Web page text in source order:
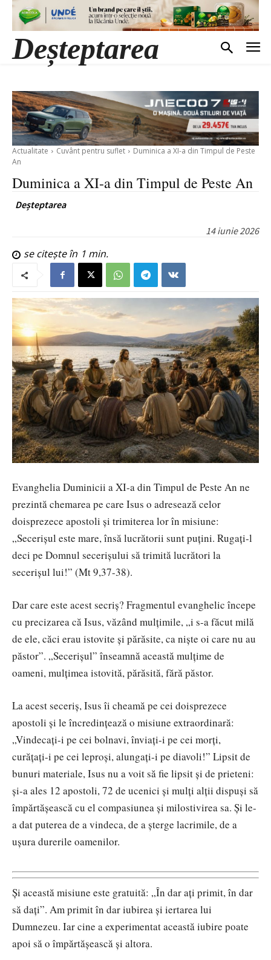
Deșteptarea
Actualitate Cuvânt pentru suflet
Duminica a XI-a din Timpul de Peste
An
Duminica a XI-a din Timpul de Peste An
Deșteptarea
14 iunie 2026
se citește în 1 min.
Evanghelia Duminicii a XI-a din Timpul de Peste An ne
prezintă chemarea pe care Isus o adresează celor
doisprezece apostoli și trimiterea lor în misiune:
„Secerişul este mare, însă lucrătorii sunt puţini. Rugaţi-l
deci pe Domnul secerişului să trimită lucrători la
secerişul lui!” (Mt 9,37-38).
Dar care este acest secriș? Fragmentul evanghelic începe
cu precizarea că Isus, văzând mulțimile, „i s-a făcut milă
de ele, căci erau istovite şi părăsite, ca nişte oi care nu au
păstor”. „Secerișul” înseamnă această mulțime de
oameni, mulțimea istovită, părăsită, fără păstor.
La acest seceriș, Isus îi cheamă pe cei doisprezece
apostoli și le încredințează o misiune extraordinară:
„Vindecaţi-i pe cei bolnavi, înviaţi-i pe cei morţi,
curăţaţi-i pe cei leproşi, alungaţi-i pe diavoli!” Lipsit de
bunuri materiale, Isus nu a voit să fie lipsit și de prieteni:
și-a ales 12 apostoli, 72 de ucenici și mulți alții dispuși să
împărtășească cu el compasiunea și milostivirea sa. Și le-
a dat puterea de a vindeca, de a șterge lacrimile, de a
ușura durerile oamenilor.
Și această misiune este gratuită: „În dar ați primit, în dar
să dați”. Am primit în dar iubirea și iertarea lui
Dumnezeu. Iar cine a experimentat această iubire poate
apoi să o împărtășească și altora.